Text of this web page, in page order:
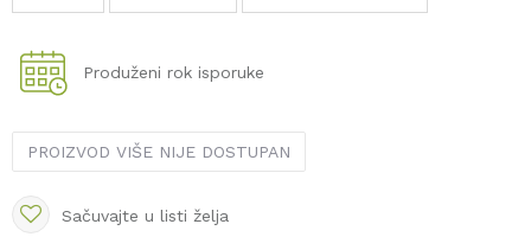
Produženi rok isporuke
PROIZVOD VIŠE NIJE DOSTUPAN
Sačuvajte u listi želja